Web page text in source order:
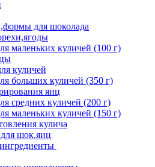
для шоколада
маленьких куличей (100 г)
куличей
больших куличей (350 г)
яиц
средних куличей (200 г)
маленьких куличей (150 г)
кулича
шок.яиц